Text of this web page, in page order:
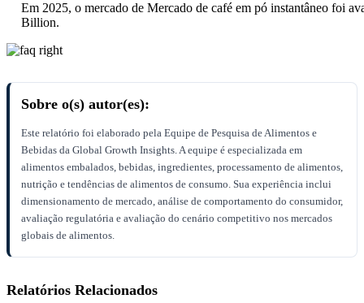
Em 2025, o mercado de Mercado de café em pó instantâneo foi
Billion.
Sobre o(s) autor(es):
Este relatório foi elaborado pela Equipe de Pesquisa de Alimentos e
Bebidas da Global Growth Insights. A equipe é especializada em
alimentos embalados, bebidas, ingredientes, processamento de alimentos,
nutrição e tendências de alimentos de consumo. Sua experiência inclui
dimensionamento de mercado, análise de comportamento do consumidor,
avaliação regulatória e avaliação do cenário competitivo nos mercados
globais de alimentos.
Relatórios Relacionados